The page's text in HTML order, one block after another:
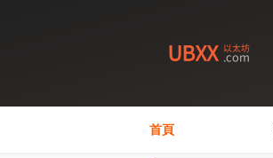
首頁